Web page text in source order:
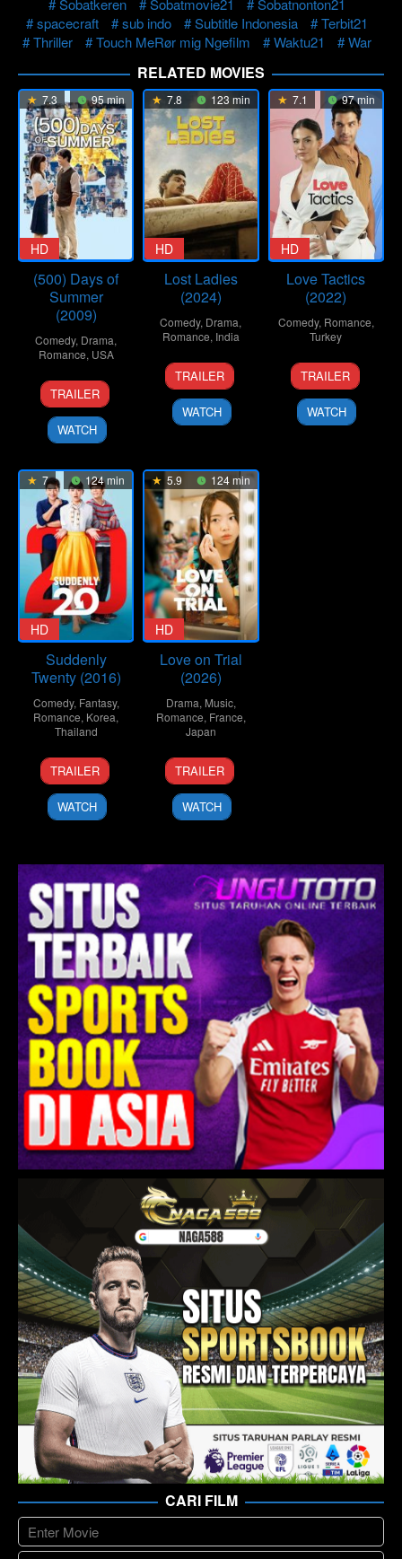
Sobatkeren Sobatmovie21
Sobatnonton21
spacecraft
sub indo Subtitle Indonesia
Terbit21
Thriller
Touch MeRør mig Ngefilm Waktu21 War
RELATED MOVIES
7.3 95 min
HD
(500) Days of
Summer
(2009)
Comedy, Drama,
Romance, USA
17
Jul
2009
Marc
Webb
TRAILER
WATCH
7.8 123 min
HD
Lost Ladies
(2024)
Comedy, Drama,
Romance, India
1
Mar
2024
Kiran
Rao
TRAILER
WATCH
7.1 97 min
HD
Love Tactics
(2022)
Comedy, Romance,
Turkey
11
Feb
2022
Emre
Kabakuşak
TRAILER
WATCH
7 124 min
HD
Suddenly
Twenty (2016)
Comedy, Fantasy,
Romance, Korea,
Thailand
24
Nov
2016
Supat
Rangsipat
TRAILER
WATCH
5.9 124 min
HD
Love on Trial
(2026)
Drama, Music,
Romance, France,
Japan
23
Jan
2026
Koji
Fukada
TRAILER
WATCH
CARI FILM